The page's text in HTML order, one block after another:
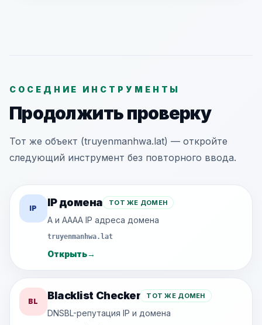
СОСЕДНИЕ ИНСТРУМЕНТЫ
Продолжить проверку
Тот же объект (truyenmanhwa.lat) — откройте
следующий инструмент без повторного ввода.
IP IP домена ТОТ ЖЕ ДОМЕН
A и AAAA IP адреса домена
truyenmanhwa.lat
Открыть→
BL Blacklist Checker ТОТ ЖЕ ДОМЕН
DNSBL-репутация IP и домена